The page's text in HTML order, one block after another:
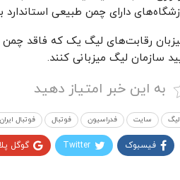
دارای چمن طبیعی استاندارد
رقابت‌های لیگ یک که فاقد
سازمان لیگ میزبانی کنند.
به این خبر امتیاز دهید
سایت فدراسیون فوتبال فوتبال ایران
فیسبوک Twitter گوگل